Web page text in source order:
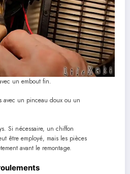
un embout fin.
avec un pinceau doux ou un
Si nécessaire, un chiffon
être employé, mais les pièces
avant le remontage.